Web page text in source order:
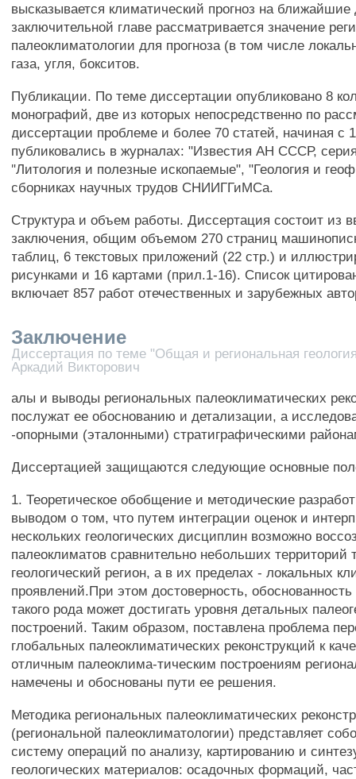
высказывается климатический прогноз на ближайшие
заключительной главе рассматривается значение
палеоклиматологии для прогноза (в том числе
газа, угля, бокситов.
Публикации. По теме диссертации опубликовано 8
монографий, две из которых непосредственно по
диссертации проблеме и более 70 статей, начиная с
публиковались в журналах: "Известия АН СССР, серия
"Литология и полезные ископаемые", "Геология и
сборниках научных трудов СНИИГГиМСа.
Структура и объем работы. Диссертация состоит из
заключения, общим объемом 270 страниц
таблиц, 6 текстовых приложений (22 стр.) и
рисунками и 16 картами (прил.1-16). Список
включает 857 работ отечественных и зарубежных
Заключение
Диссертация по теме "Общая и региональная
Аркадий Викторович
алы и выводы региональных палеоклиматических
послужат ее обоснованию и детализации, а
-опорными (эталонными) стратиграфическими
Диссертацией защищаются следующие основные
1. Теоретическое обобщение и методические
выводом о том, что путем интеграции оценок и
нескольких геологических дисциплин возможно
палеоклиматов сравнительно небольших территорий
геологический регион, а в их пределах - локальных
проявлений.При этом достоверность, обоснованность
такого рода может достигать уровня детальных
построений. Таким образом, поставлена проблема
глобальных палеоклиматических реконструкций к
отличным палеоклима-тическим построениям
намечены и обоснованы пути ее решения.
Методика региональных палеоклиматических
(региональной палеоклиматологии) представляет
систему операций по анализу, картированию и
геологических материалов: осадочных формаций,